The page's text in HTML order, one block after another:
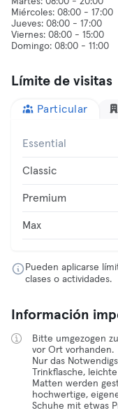
Miércoles: 08:00 - 17:00
Jueves: 08:00 - 17:00
Viernes: 08:00 - 15:00
Límite de visitas
Particular
Essential
Classic
Premium
Max
Pueden aplicarse
clases o actividades.
Información
Bitte umgezogen
vor Ort vorhanden.
Nur das
Trinkflasche,
Matten werden
hochwertige,
Schuhe mit etwas